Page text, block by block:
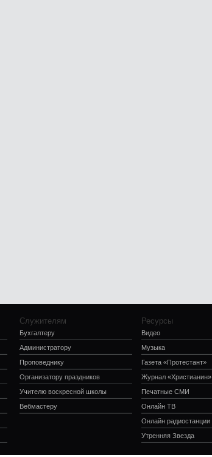
Служителям
Бухгалтеру
Администратору
Проповеднику
Организатору праздников
Учителю воскресной школы
Вебмастеру
Ресурсы
Видео
Музыка
Газета «Протестант»
Журнал «Христианин»
Печатные СМИ
Онлайн ТВ
Онлайн радиостанции
Утренняя Звезда